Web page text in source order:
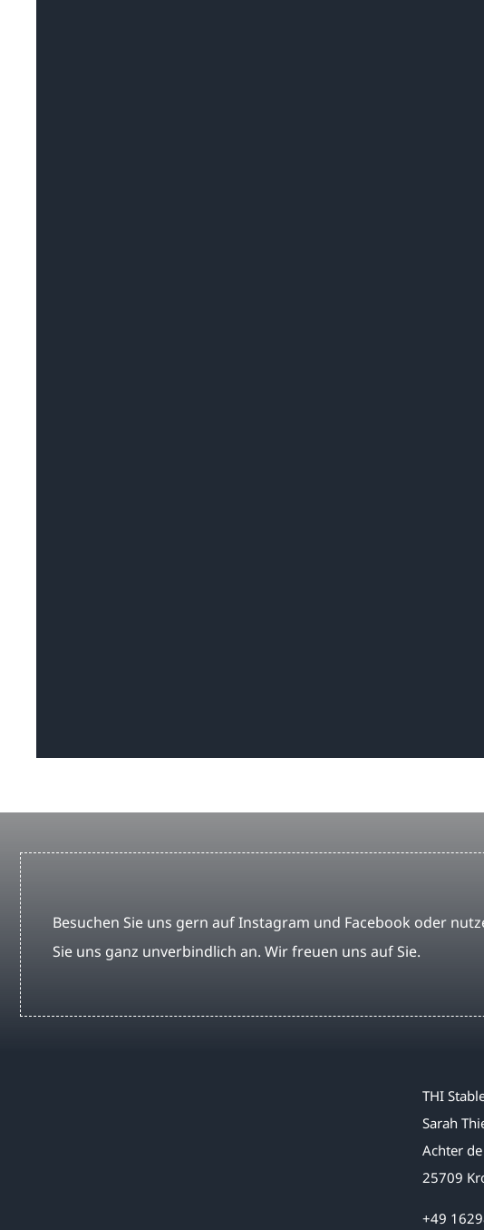
Besuchen Sie uns gern auf Instagram und Facebook oder
Sie uns ganz unverbindlich an. Wir freuen uns auf Sie.
THI
Sarah
Achter
25709
+49